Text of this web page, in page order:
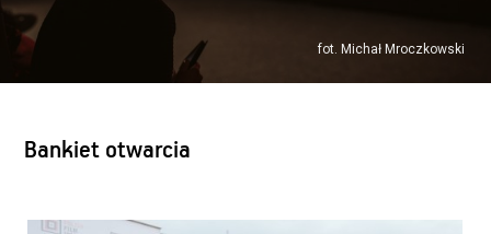
fot. Michał Mroczkowski
Bankiet otwarcia